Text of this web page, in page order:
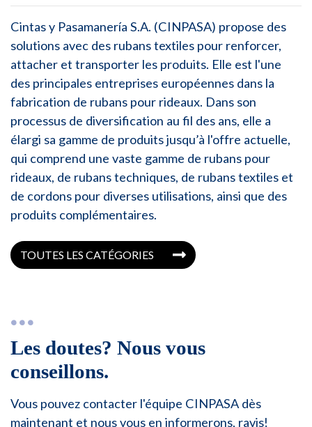
Cintas y Pasamanería S.A. (CINPASA) propose des
solutions avec des rubans textiles pour renforcer,
attacher et transporter les produits. Elle est l'une
des principales entreprises européennes dans la
fabrication de rubans pour rideaux. Dans son
processus de diversification au fil des ans, elle a
élargi sa gamme de produits jusqu’à l'offre actuelle,
qui comprend une vaste gamme de rubans pour
rideaux, de rubans techniques, de rubans textiles et
de cordons pour diverses utilisations, ainsi que des
produits complémentaires.
TOUTES LES CATÉGORIES
Les doutes? Nous vous
conseillons.
Vous pouvez contacter l'équipe CINPASA dès
maintenant et nous vous en informerons, ravis!